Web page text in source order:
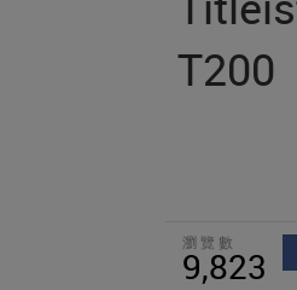
T200
瀏覽數
9,823